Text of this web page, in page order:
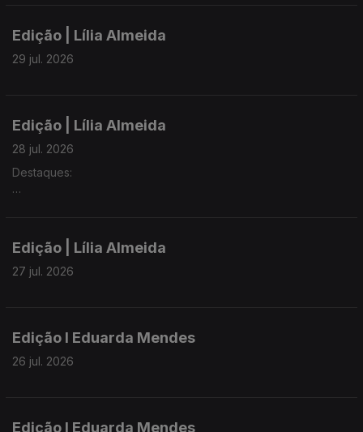
Edição | Lília Almeida
29 jul. 2026
Edição | Lília Almeida
28 jul. 2026
Destaques:
► PS denuncia falta de respostas do Governo da República
sobre a requalificação da esquadra da PSP na Ribeira Grande
Edição | Lília Almeida
27 jul. 2026
Edição I Eduarda Mendes
26 jul. 2026
Edição I Eduarda Mendes